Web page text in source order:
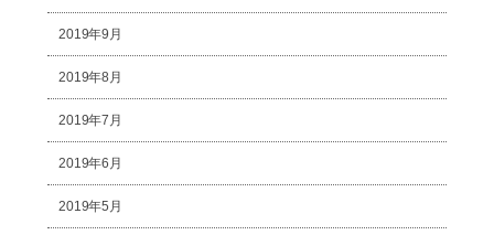
2019年9月
2019年8月
2019年7月
2019年6月
2019年5月